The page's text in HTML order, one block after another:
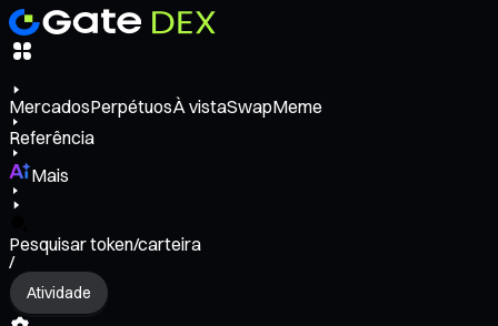
MercadosPerpétuosÀ vistaSwapMeme
Referência
Mais
Pesquisar token/carteira
/
Atividade